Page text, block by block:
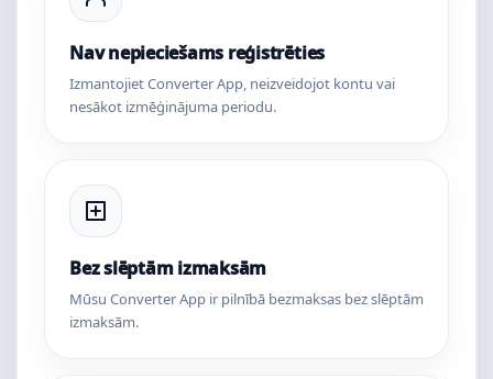
Nav nepieciešams reģistrēties
Izmantojiet Converter App, neizveidojot kontu vai
nesākot izmēģinājuma periodu.
Bez slēptām izmaksām
Mūsu Converter App ir pilnībā bezmaksas bez slēptām
izmaksām.